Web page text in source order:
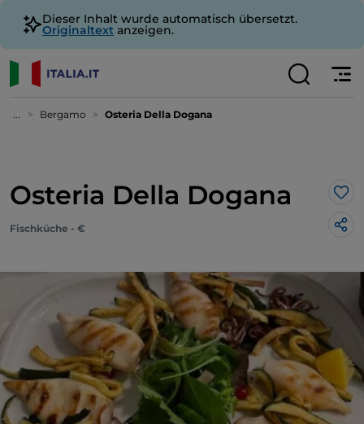
Dieser Inhalt wurde automatisch übersetzt.
Originaltext anzeigen.
... Bergamo Osteria Della Dogana
Osteria Della Dogana
Fischküche - €